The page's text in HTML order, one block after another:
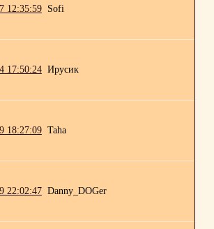
12:35:59 Sofi
17:50:24 Ирусик
18:27:09 Taha
22:02:47 Danny_DOGer